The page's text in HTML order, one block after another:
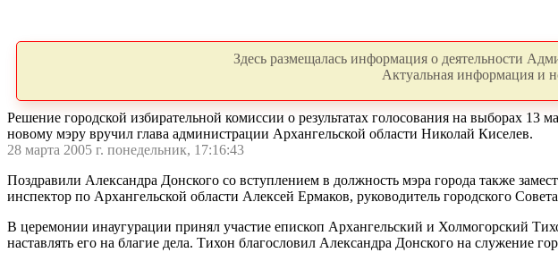
Здесь размещалась информация о деятельности
Актуальная информация и
Решение городской избирательной комиссии о результатах голосования на выборах
новому мэру вручил глава администрации Архангельской области Николай Киселев.
28 марта 2005 г. понедельник, 17:16:43
Поздравили Александра Донского со вступлением в должность мэра города также
инспектор по Архангельской области Алексей Ермаков, руководитель городского
В церемонии инаугурации принял участие епископ Архангельский и Холмогорский
наставлять его на благие дела. Тихон благословил Александра Донского на служение